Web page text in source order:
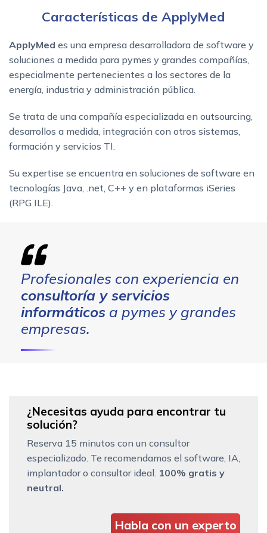
Características de ApplyMed
ApplyMed es una empresa desarrolladora de software y
soluciones a medida para pymes y grandes compañías,
especialmente pertenecientes a los sectores de la
energía, industria y administración pública.
Se trata de una compañía especializada en outsourcing,
desarrollos a medida, integración con otros sistemas,
formación y servicios TI.
Su expertise se encuentra en soluciones de software en
tecnologías Java, .net, C++ y en plataformas iSeries
(RPG ILE).
Profesionales con experiencia en
consultoría y servicios
informáticos a pymes y grandes
empresas.
¿Necesitas ayuda para encontrar tu
solución?
Reserva 15 minutos con un consultor
especializado. Te recomendamos el software, IA,
implantador o consultor ideal. 100% gratis y
neutral.
Habla con un experto